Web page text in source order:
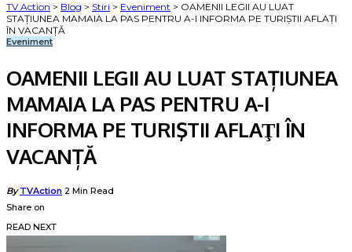
TV Action > Blog > Stiri > Eveniment > OAMENII LEGII AU LUAT
STAȚIUNEA MAMAIA LA PAS PENTRU A-I INFORMA PE TURIŞTII AFLAŢI
ÎN VACANȚĂ
Eveniment
OAMENII LEGII AU LUAT STAȚIUNEA
MAMAIA LA PAS PENTRU A-I
INFORMA PE TURIŞTII AFLAŢI ÎN
VACANȚĂ
Posted
ByTVAction 2 Min Read
Share on
READ NEXT